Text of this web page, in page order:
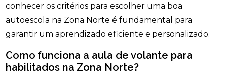
conhecer os critérios para escolher uma boa
autoescola na Zona Norte é fundamental para
garantir um aprendizado eficiente e personalizado.
Como funciona a aula de volante para
habilitados na Zona Norte?